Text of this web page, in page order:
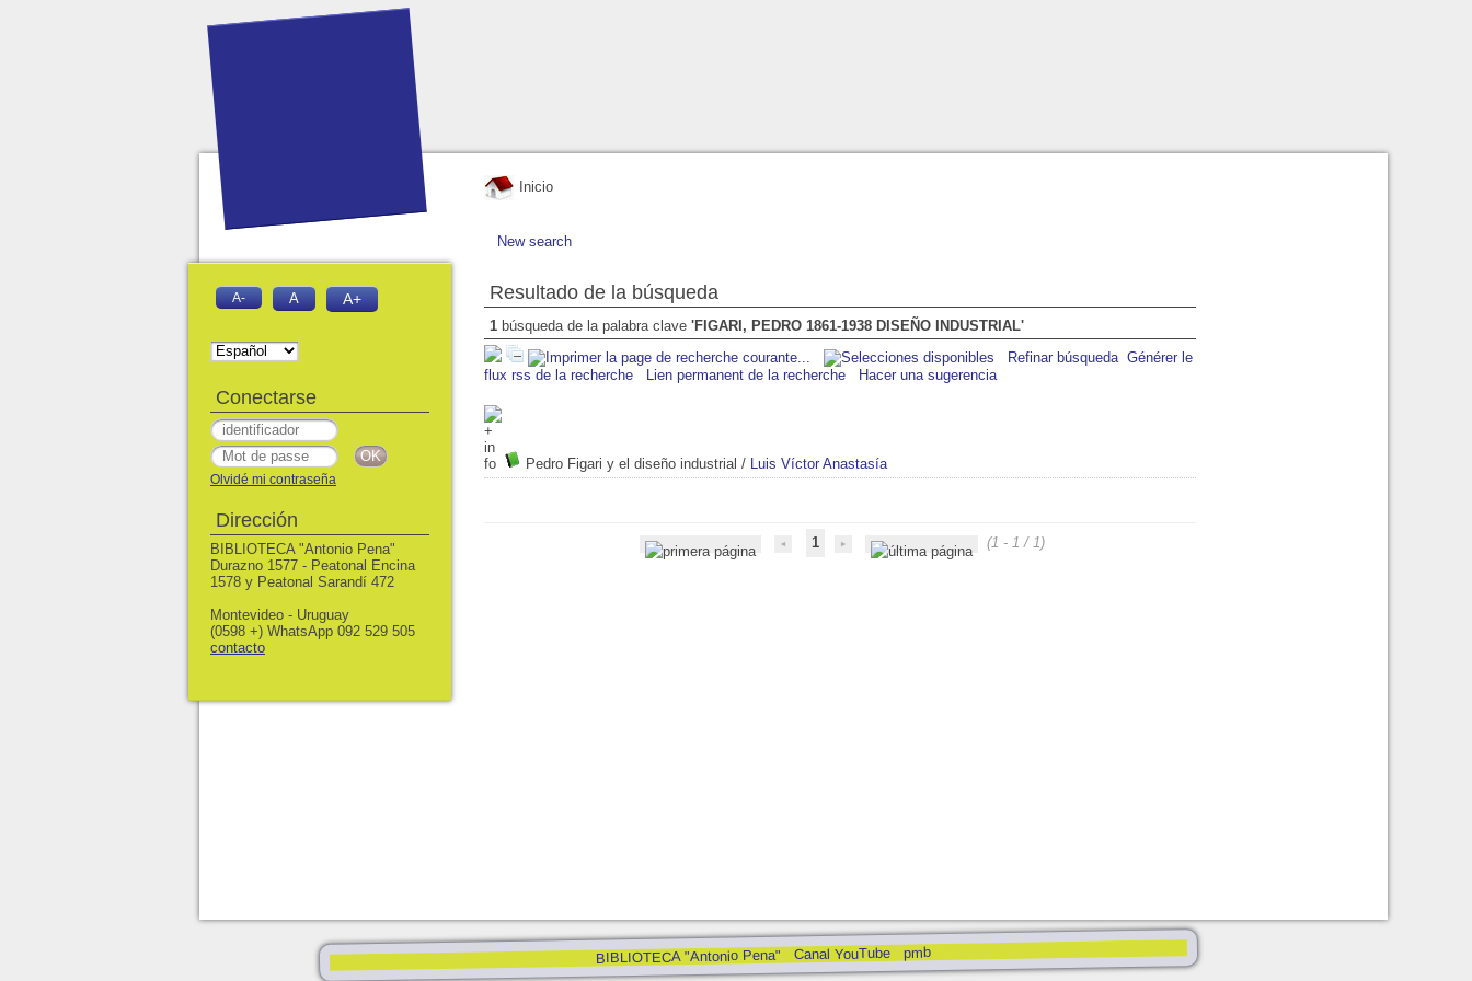
Inicio
New search
Resultado de la búsqueda
1 búsqueda de la palabra clave 'FIGARI, PEDRO 1861-1938 DISEÑO INDUSTRIAL'
Refinar búsqueda Générer le
flux rss de la recherche
Lien permanent de la recherche Hacer una sugerencia
Pedro Figari y el diseño industrial / Luis Víctor Anastasía
1 (1 - 1 / 1)
BIBLIOTECA "Antonio Pena" Canal YouTube pmb
A- A A+
Conectarse
Olvidé mi contraseña
Dirección
BIBLIOTECA "Antonio Pena"
Durazno 1577 - Peatonal Encina
1578 y Peatonal Sarandí 472
Montevideo - Uruguay
(0598 +) WhatsApp 092 529 505
contacto